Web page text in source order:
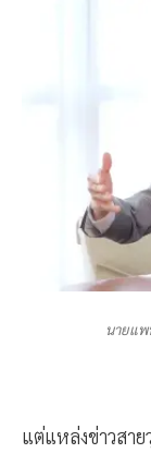
นายแ
แต่แหล่งข่าวสา